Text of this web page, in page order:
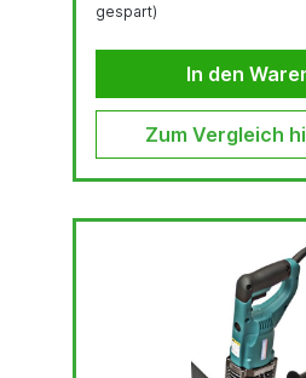
6,0 - 20,0 mmMaterialstärke
gespart)
In den
Zum Vergleich